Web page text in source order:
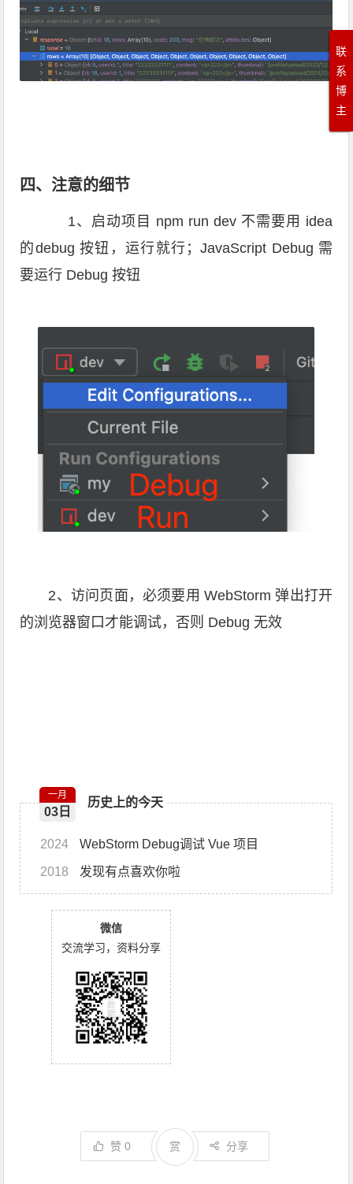
四、注意的细节
1、启动项目 npm run dev 不需要用 idea
的debug 按钮，运行就行；JavaScript Debug 需
要运行 Debug 按钮
2、访问页面，必须要用 WebStorm 弹出打开
的浏览器窗口才能调试，否则 Debug 无效
历史上的今天
一月
03日
2024 WebStorm Debug调试 Vue 项目
2018 发现有点喜欢你啦
微信
交流学习，资料分享
赞0 分享
赏
联
系
博
主